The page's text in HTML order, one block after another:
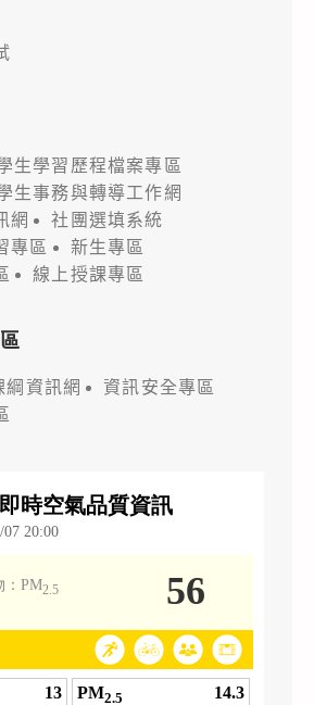
生學習歷程檔案專區
生事務與轉導工作網
網
社團選填系統
專區
新生專區
線上授課專區
資訊網
資訊安全專區